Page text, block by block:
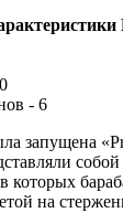
- 6
запущена
которых
на